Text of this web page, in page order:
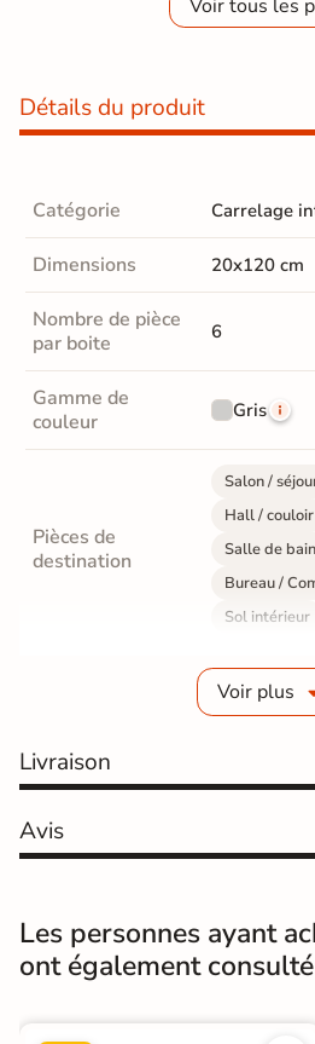
Voir tous les
Détails du produit
Catégorie Carrelage
Dimensions 20x120 cm
Nombre de pièce
par boite
6
Gamme de
couleur
Gris
Pièces de
destination
Salon /
Hall / couloir
Salle de
Bureau /
Sol intérieur
Grès
Résistance à
GR5 -
Masse colorée Oui
rectifié
Finition Mate
Surface Lisse
Voir plus
Livraison
Avis
Les personnes ayant
ont également consulté